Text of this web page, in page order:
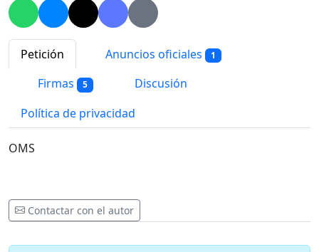
Petición Anuncios oficiales 1
Firmas 5
Discusión
Política de privacidad
OMS
Contactar con el autor